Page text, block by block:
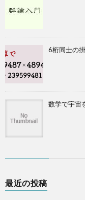
6桁同士の
数学で宇宙
最近の投稿